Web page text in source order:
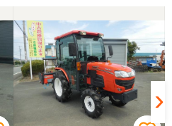
ました。また購入したいと思